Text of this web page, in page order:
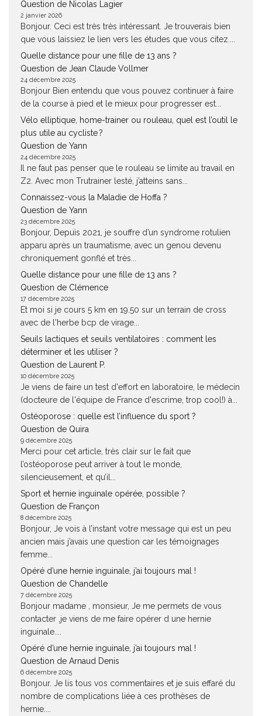
Question de Nicolas Lagier
2 janvier 2026
Bonjour. Ceci est très très intéressant. Je trouverais bien
que vous laissiez le lien vers les études que vous citez....
Quelle distance pour une fille de 13 ans ?
Question de Jean Claude Vollmer
24 décembre 2025
Bonjour Bien entendu que vous pouvez continuer à faire
de la course à pied et le mieux pour progresser est...
Vélo elliptique, home-trainer ou rouleau, quel est l’outil le
plus utile au cycliste ?
Question de Yann
24 décembre 2025
Il ne faut pas penser que le rouleau se limite au travail en
Z2. Avec mon Trutrainer lesté, j’atteins sans...
Connaissez-vous la Maladie de Hoffa ?
Question de Yann
23 décembre 2025
Bonjour, Depuis 2021, je souffre d’un syndrome rotulien
apparu après un traumatisme, avec un genou devenu
chroniquement gonflé et très...
Quelle distance pour une fille de 13 ans ?
Question de Clémence
17 décembre 2025
Et moi si je cours 5 km en 19.50 sur un terrain de cross
avec de l'herbe bcp de virage...
Seuils lactiques et seuils ventilatoires : comment les
déterminer et les utiliser ?
Question de Laurent P.
10 décembre 2025
Je viens de faire un test d'effort en laboratoire, le médecin
(docteure de l'équipe de France d'escrime, trop cool!) à...
Ostéoporose : quelle est l’influence du sport ?
Question de Quira
9 décembre 2025
Merci pour cet article, très clair sur le fait que
l’ostéoporose peut arriver à tout le monde,
silencieusement, et qu’il...
Sport et hernie inguinale opérée, possible ?
Question de Françon
8 décembre 2025
Bonjour, Je vois à l’instant votre message qui est un peu
ancien mais j’avais une question car les témoignages
femme...
Opéré d’une hernie inguinale, j’ai toujours mal !
Question de Chandelle
7 décembre 2025
Bonjour madame , monsieur, Je me permets de vous
contacter ,je viens de me faire opérer d une hernie
inguinale....
Opéré d’une hernie inguinale, j’ai toujours mal !
Question de Arnaud Denis
6 décembre 2025
Bonjour. Je lis tous vos commentaires et je suis effaré du
nombre de complications liée à ces prothèses de
hernie....